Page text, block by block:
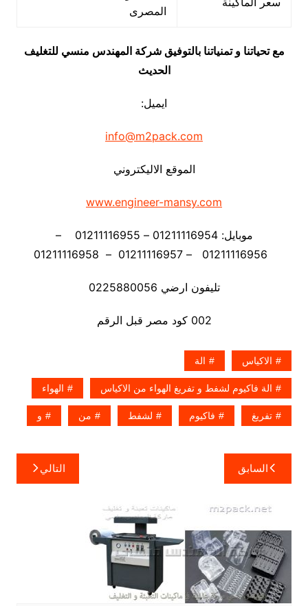
المصرى
مع تحياتنا و تمنياتنا بالتوفيق شركة المهندس منسي للتغليف
الحديث
ايميل:
info@m2pack.com
الموقع الاليكتروني
www.engineer-mansy.com
موبايل: 01211116954 – 01211116955 –
تليفون ارضي 0225880056
002 كود مصر قبل الرقم
الاكياس الة
الة فاكيوم لشفط و تفريغ الهواء من الاكياس الهواء
تفريغ فاكيوم لشفط من و
تصفّح
المقالات
السابق التالي